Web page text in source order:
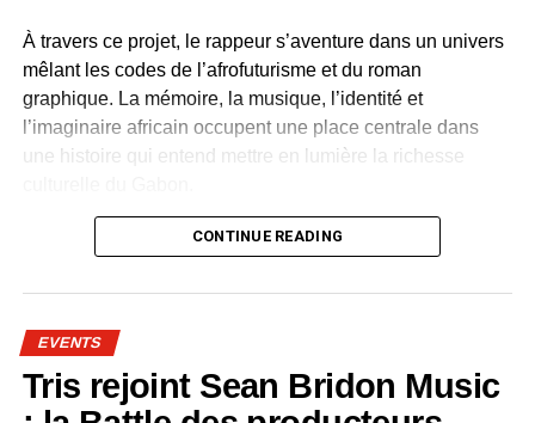
À travers ce projet, le rappeur s’aventure dans un univers
mêlant les codes de l’afrofuturisme et du roman
graphique. La mémoire, la musique, l’identité et
l’imaginaire africain occupent une place centrale dans
une histoire qui entend mettre en lumière la richesse
Plusieurs artistes gabonais apparaissent dans l’œuvre.
contemporain du pays. Rap, slam, danse, traditions
autant de visages de la créativité nationale.
Dans « Rap Hero », la culture devient une force positive.
CONTINUE READING
EVENTS
Tris rejoint Sean Bridon Music